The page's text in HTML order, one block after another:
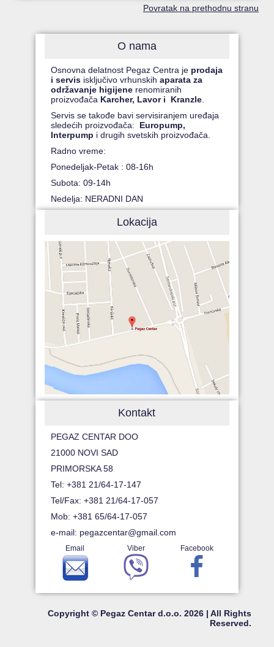
Povratak na prethodnu stranu
O nama
Osnovna delatnost Pegaz Centra je prodaja
i servis isključivo vrhunskihaparata za
održavanje higijene renomiranih
proizvođača Karcher, Lavor i Kranzle
Servis se takođe bavi servisiranjem uređaja
sledećih proizvođača: Europump,
Interpump i drugih svetskih proizvođača.
Radno vreme:
Ponedeljak-Petak : 08-16h
Subota: 09-14h
Nedelja: NERADNI DAN
Lokacija
Kontakt
PEGAZ CENTAR DOO
21000 NOVI SAD
PRIMORSKA 58
Tel: +381 21/64-17-147
Tel/Fax: +381 21/64-17-057
Mob: +381 65/64-17-057
e-mail: pegazcentar@gmail.com
Email Viber Facebook
Copyright © Pegaz Centar d.o.o. 2026 | All Rights
Reserved.